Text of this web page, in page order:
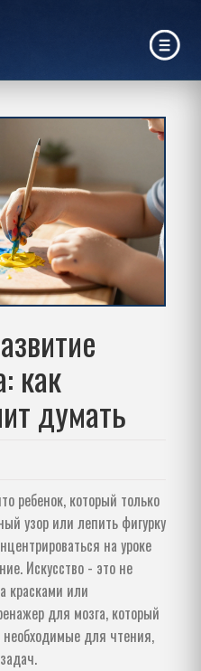
как
думать
ребенок, который только
узор или лепить фигурку
на уроке
Искусство - это не
красками или
для мозга, который
для чтения,